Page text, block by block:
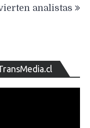
analistas
de